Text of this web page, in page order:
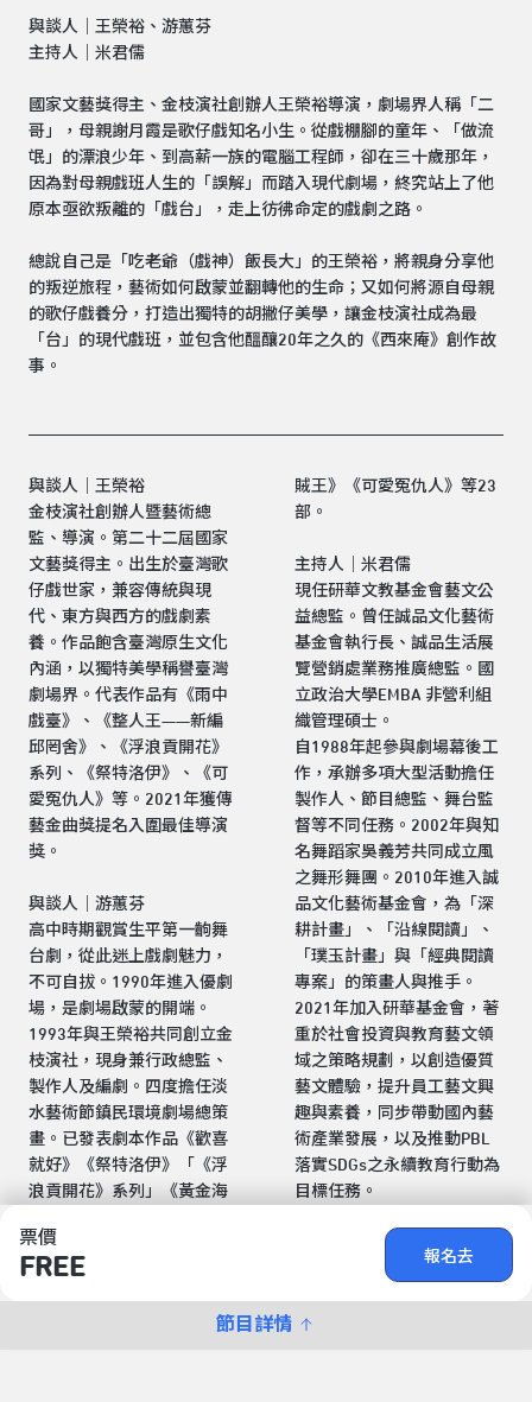
票價
FREE 報名去
節目詳情
與談人｜王榮裕、游蕙芬
主持人｜米君儒
國家文藝獎得主、金枝演社創辦人王榮裕導演，劇場界人稱「二
哥」，母親謝月霞是歌仔戲知名小生。從戲棚腳的童年、「做流
氓」的漂浪少年、到高薪一族的電腦工程師，卻在三十歲那年，
因為對母親戲班人生的「誤解」而踏入現代劇場，終究站上了他
原本亟欲叛離的「戲台」，走上彷彿命定的戲劇之路。
總說自己是「吃老爺（戲神）飯長大」的王榮裕，將親身分享他
的叛逆旅程，藝術如何啟蒙並翻轉他的生命；又如何將源自母親
的歌仔戲養分，打造出獨特的胡撇仔美學，讓金枝演社成為最
「台」的現代戲班，並包含他醞釀20年之久的《西來庵》創作故
事。
與談人｜王榮裕
金枝演社創辦人暨藝術總
監、導演。第二十二屆國家
文藝獎得主。出生於臺灣歌
仔戲世家，兼容傳統與現
代、東方與西方的戲劇素
養。作品飽含臺灣原生文化
內涵，以獨特美學稱譽臺灣
劇場界。代表作品有《雨中
戲臺》、《整人王——新編
邱罔舍》、《浮浪貢開花》
系列、《祭特洛伊》、《可
愛冤仇人》等。2021年獲傳
藝金曲獎提名入圍最佳導演
獎。
與談人｜游蕙芬
高中時期觀賞生平第一齣舞
台劇，從此迷上戲劇魅力，
不可自拔。1990年進入優劇
場，是劇場啟蒙的開端。
1993年與王榮裕共同創立金
枝演社，現身兼行政總監、
製作人及編劇。四度擔任淡
水藝術節鎮民環境劇場總策
畫。已發表劇本作品《歡喜
就好》《祭特洛伊》「《浮
浪貢開花》系列」《黃金海
賊王》《可愛冤仇人》等23
部。
主持人｜米君儒
現任研華文教基金會藝文公
益總監。曾任誠品文化藝術
基金會執行長、誠品生活展
覽營銷處業務推廣總監。國
立政治大學EMBA 非營利組
織管理碩士。
自1988年起參與劇場幕後工
作，承辦多項大型活動擔任
製作人、節目總監、舞台監
督等不同任務。2002年與知
名舞蹈家吳義芳共同成立風
之舞形舞團。2010年進入誠
品文化藝術基金會，為「深
耕計畫」、「沿線閱讀」、
「璞玉計畫」與「經典閱讀
專案」的策畫人與推手。
2021年加入研華基金會，著
重於社會投資與教育藝文領
域之策略規劃，以創造優質
藝文體驗，提升員工藝文興
趣與素養，同步帶動國內藝
術產業發展，以及推動PBL
落實SDGs之永續教育行動為
目標任務。